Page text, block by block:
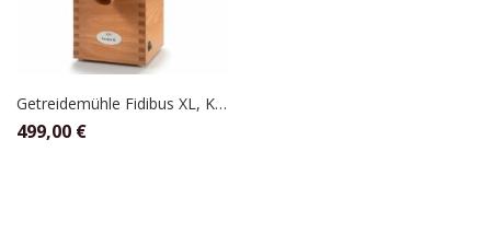
Getreidemühle Fidibus XL, KoMo
499,00 €